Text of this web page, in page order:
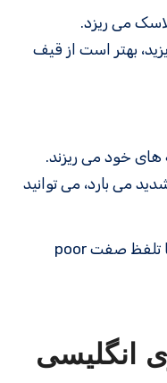
می ریزد.
بهتر است از قیف
های خود می ریزند.
می بارد، می توانید
*توجه داشته باشید که تلفظ pour با تلفظ صفت poor
انگلیسی